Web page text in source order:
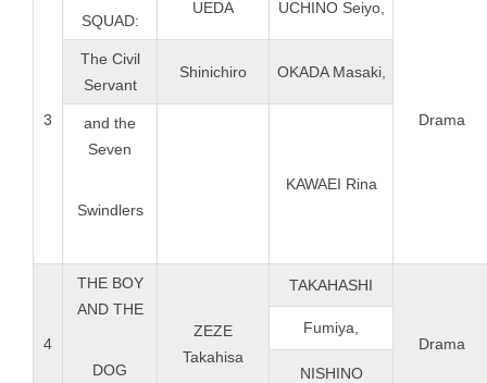
3
SQUAD:
UEDA UCHINO Seiyo,
Drama
The Civil
Servant
Shinichiro OKADA Masaki,
and the
Seven
Swindlers
KAWAEI Rina
4
THE BOY
AND THE
DOG
ZEZE
Takahisa
TAKAHASHI
Drama
Fumiya,
NISHINO